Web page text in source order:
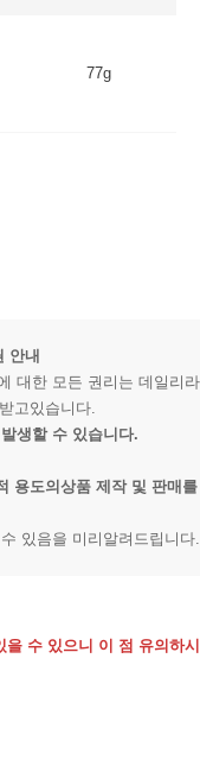
77g
안내
대한 모든 권리는 데일리라
고있습니다.
생할 수 있습니다.
용도의상품 제작 및 판매를
있음을 미리알려드립니다.
수 있으니 이 점 유의하시